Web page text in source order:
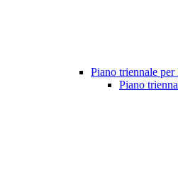
Piano triennale per
Piano